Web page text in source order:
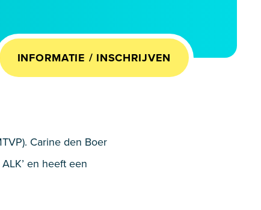
INFORMATIE / INSCHRIJVEN
Carine den Boer
en heeft een